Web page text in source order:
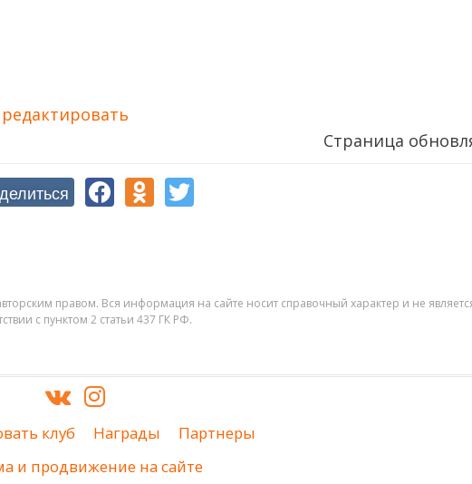
Страница
правом. Вся информация на сайте носит справочный характер и не
с пунктом 2 статьи 437 ГК РФ.
клуб Награды
Партнеры
и продвижение на сайте